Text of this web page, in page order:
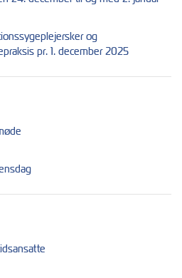
og
pr. 1. december 2025